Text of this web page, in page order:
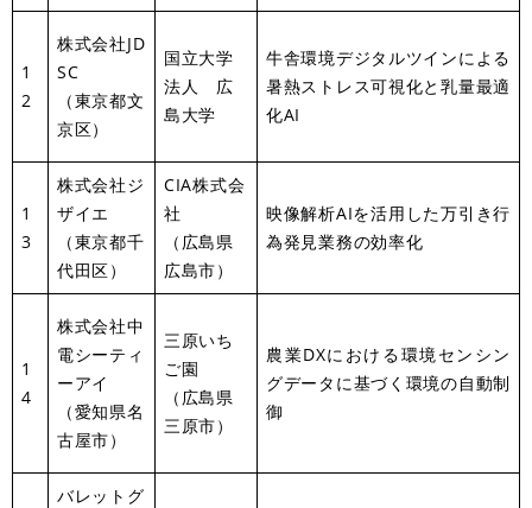
1
2
株式会社JD
SC
（東京都文
京区）
国立大学
法人 広
島大学
牛舎環境デジタルツインによる
暑熱ストレス可視化と乳量最適
化AI
1
3
株式会社ジ
ザイエ
（東京都千
代田区）
CIA株式会
社
（広島県
広島市）
映像解析AIを活用した万引き行
為発見業務の効率化
1
4
株式会社中
電シーティ
ーアイ
（愛知県名
古屋市）
三原いち
ご園
（広島県
三原市）
農業DXにおける環境センシン
グデータに基づく環境の自動制
御
バレットグ